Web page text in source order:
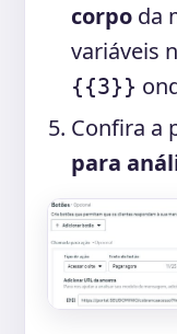
corpo da
variáveis
{{3}}
Confira a
para